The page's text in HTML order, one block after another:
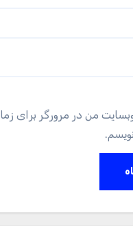
من در مرورگر برای